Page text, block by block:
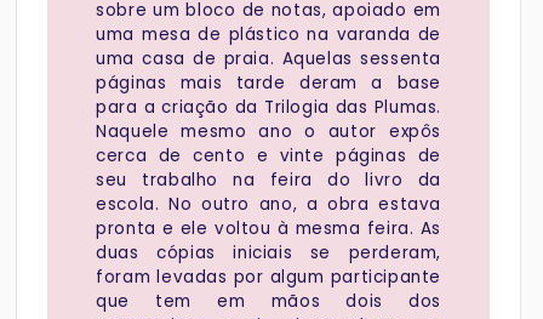
sobre um bloco de notas, apoiado em
uma mesa de plástico na varanda de
uma casa de praia. Aquelas sessenta
páginas mais tarde deram a base
para a criação da Trilogia das Plumas.
Naquele mesmo ano o autor expôs
cerca de cento e vinte páginas de
seu trabalho na feira do livro da
escola. No outro ano, a obra estava
pronta e ele voltou à mesma feira. As
duas cópias iniciais se perderam,
foram levadas por algum participante
que tem em mãos dois dos